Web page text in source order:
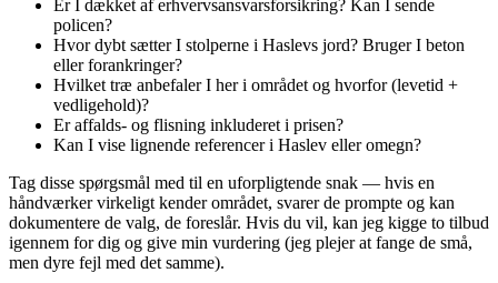
Er I dækket af erhvervsansvarsforsikring? Kan I sende
policen?
Hvor dybt sætter I stolperne i Haslevs jord? Bruger I beton
eller forankringer?
Hvilket træ anbefaler I her i området og hvorfor (levetid +
vedligehold)?
Er affalds- og flisning inkluderet i prisen?
Kan I vise lignende referencer i Haslev eller omegn?
Tag disse spørgsmål med til en uforpligtende snak — hvis en
håndværker virkeligt kender området, svarer de prompte og kan
dokumentere de valg, de foreslår. Hvis du vil, kan jeg kigge to tilbud
igennem for dig og give min vurdering (jeg plejer at fange de små,
men dyre fejl med det samme).